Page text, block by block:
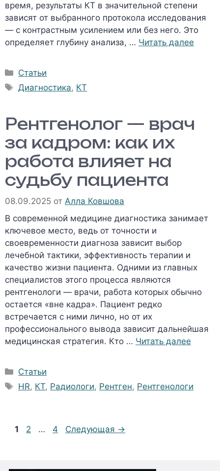
время, результаты КТ в значительной степени
зависят от выбранного протокола исследования
— с контрастным усилением или без него. Это
определяет глубину анализа, … Читать далее
Рубрики
Статьи
Метки
Диагностика, КТ
Рентгенолог — врач
за кадром: как их
работа влияет на
судьбу пациента
08.09.2025 от Алла Ковшова
В современной медицине диагностика занимает
ключевое место, ведь от точности и
своевременности диагноза зависит выбор
лечебной тактики, эффективность терапии и
качество жизни пациента. Одними из главных
специалистов этого процесса являются
рентгенологи — врачи, работа которых обычно
остается «вне кадра». Пациент редко
встречается с ними лично, но от их
профессионального вывода зависит дальнейшая
медицинская стратегия. Кто … Читать далее
Рубрики
Статьи
Метки
HR, КТ, Радиологи, Рентген, Рентгенологи
Страница
1 Страница
2 … Страница
4 Следующая →